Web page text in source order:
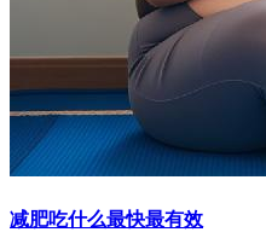
减肥吃什么最快最有效